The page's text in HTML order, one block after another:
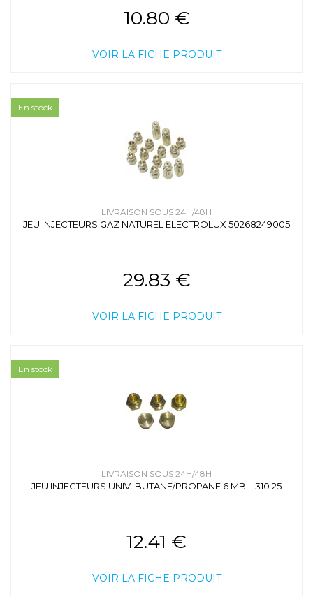
10.80 €
VOIR LA FICHE PRODUIT
LIVRAISON SOUS 24H/48H
JEU INJECTEURS GAZ NATUREL ELECTROLUX 50268249005
29.83 €
VOIR LA FICHE PRODUIT
En stock
LIVRAISON SOUS 24H/48H
JEU INJECTEURS UNIV. BUTANE/PROPANE 6 MB = 310.25
12.41 €
VOIR LA FICHE PRODUIT
En stock